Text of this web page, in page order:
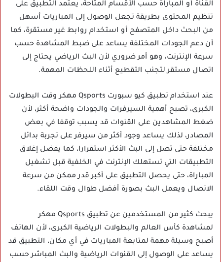
القناة أو المباراة حسب الأقسام المتاحة، يعتمد التطبيق على
تنظيم المحتوى بطريقة تجعل الوصول إلى المباريات أسهل
من البحث داخل المتصفح أو استخدام روابط غير مستقرة، كما
أن دعم الجودات المختلفة يساعد على ضبط المشاهدة حسب
سرعة الإنترنت، وهو أمر ضروري لأن البث الرياضي يحتاج إلى
اتصال مستقر لتجنب التقطيع أثناء اللحظات المهمة.
عند استخدام تطبيق كيو سبورت Qsports مهكر وقت البطولات
الكبرى، تصبح أهمية السيرفرات والجودات واضحة أكثر، لأن
ضغط المشاهدين على القنوات قد يسبب توقفا في بعض
المصادر، لذلك يساعد وجود أكثر من سيرفر على تجربة بدائل
مختلفة حتى تصل إلى البث الأكثر استقرارا، كما يفضل إغلاق
التطبيقات التي تستهلك الإنترنت في الخلفية قبل تشغيل
المباراة، حتى يحصل التطبيق على أكبر قدر ممكن من سرعة
الاتصال ويعمل البث بصورة أفضل طوال وقت اللقاء.
يبحث كثير من المستخدمين عن تطبيق Qsports مهكر
لمشاهدة كأس العالم والبطولات الرياضية الكبرى، لأن الهاتف
أصبح وسيلة مهمة لمتابعة المباريات في أي مكان، التطبيق قد
يساعد على الوصول إلى القنوات الرياضية والبث المباشر حسب